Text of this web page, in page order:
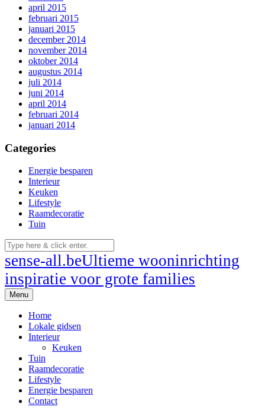
april 2015
februari 2015
januari 2015
december 2014
november 2014
oktober 2014
augustus 2014
juli 2014
juni 2014
april 2014
februari 2014
januari 2014
Categories
Energie besparen
Interieur
Keuken
Lifestyle
Raamdecoratie
Tuin
sense-all.beUltieme wooninrichting
inspiratie voor grote families
Menu
Home
Lokale gidsen
Interieur
Keuken
Tuin
Raamdecoratie
Lifestyle
Energie besparen
Contact